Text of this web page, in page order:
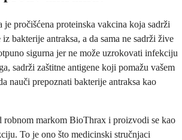
je pročišćena proteinska vakcina koja sadrži
bakterije antraksa, a da sama ne sadrži žive
sigurna jer ne može uzrokovati infekciju
sadrži zaštitne antigene koji pomažu vašem
nauči prepoznati bakterije antraksa kao
robnom markom BioThrax i proizvodi se kao
To je ono što medicinski stručnjaci